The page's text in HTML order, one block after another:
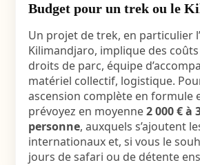
Budget pour un trek ou le
Un projet de trek, en particulier
Kilimandjaro, implique des
droits de parc, équipe
matériel collectif, logistique.
ascension complète en formule
prévoyez en moyenne2 000 € à
personne, auxquels s’ajoutent
internationaux et, si vous le
jours de safari ou de détente